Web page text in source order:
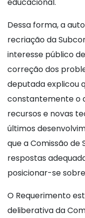
educacional.
Dessa forma, a
recriação da
interesse público
correção dos
deputada explicou
constantemente o
recursos e novas
últimos
que a Comissão de
respostas
posicionar-se
O Requerimento
deliberativa da